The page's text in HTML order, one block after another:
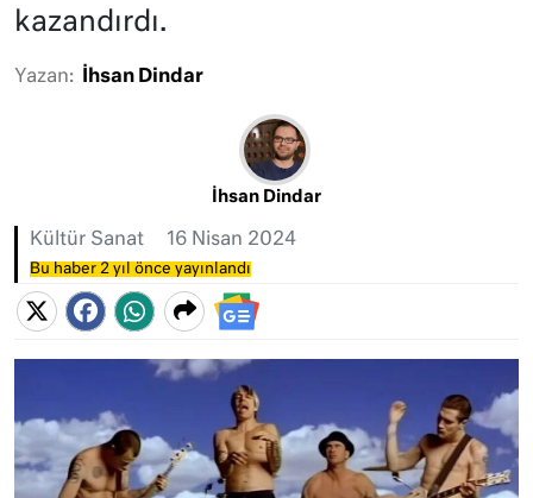
kazandırdı.
Yazan: İhsan Dindar
İhsan Dindar
Kültür Sanat 16 Nisan 2024
Bu haber 2 yıl önce yayınlandı